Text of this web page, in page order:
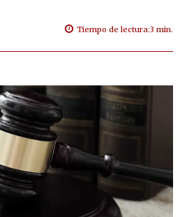
Tiempo de lectura:3 min.